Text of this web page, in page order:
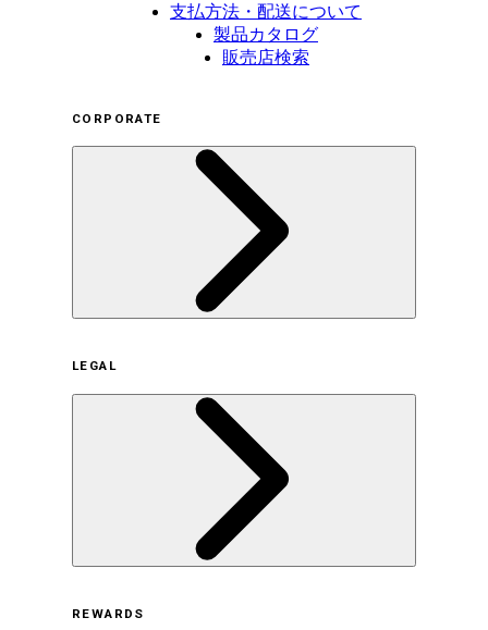
支払方法・配送について
製品カタログ
販売店検索
CORPORATE
サステナビリティの取り組み（日本）
サステナビリティの取り組み（米国/英語）
ヒストリー
採用情報
LEGAL
REWARDS